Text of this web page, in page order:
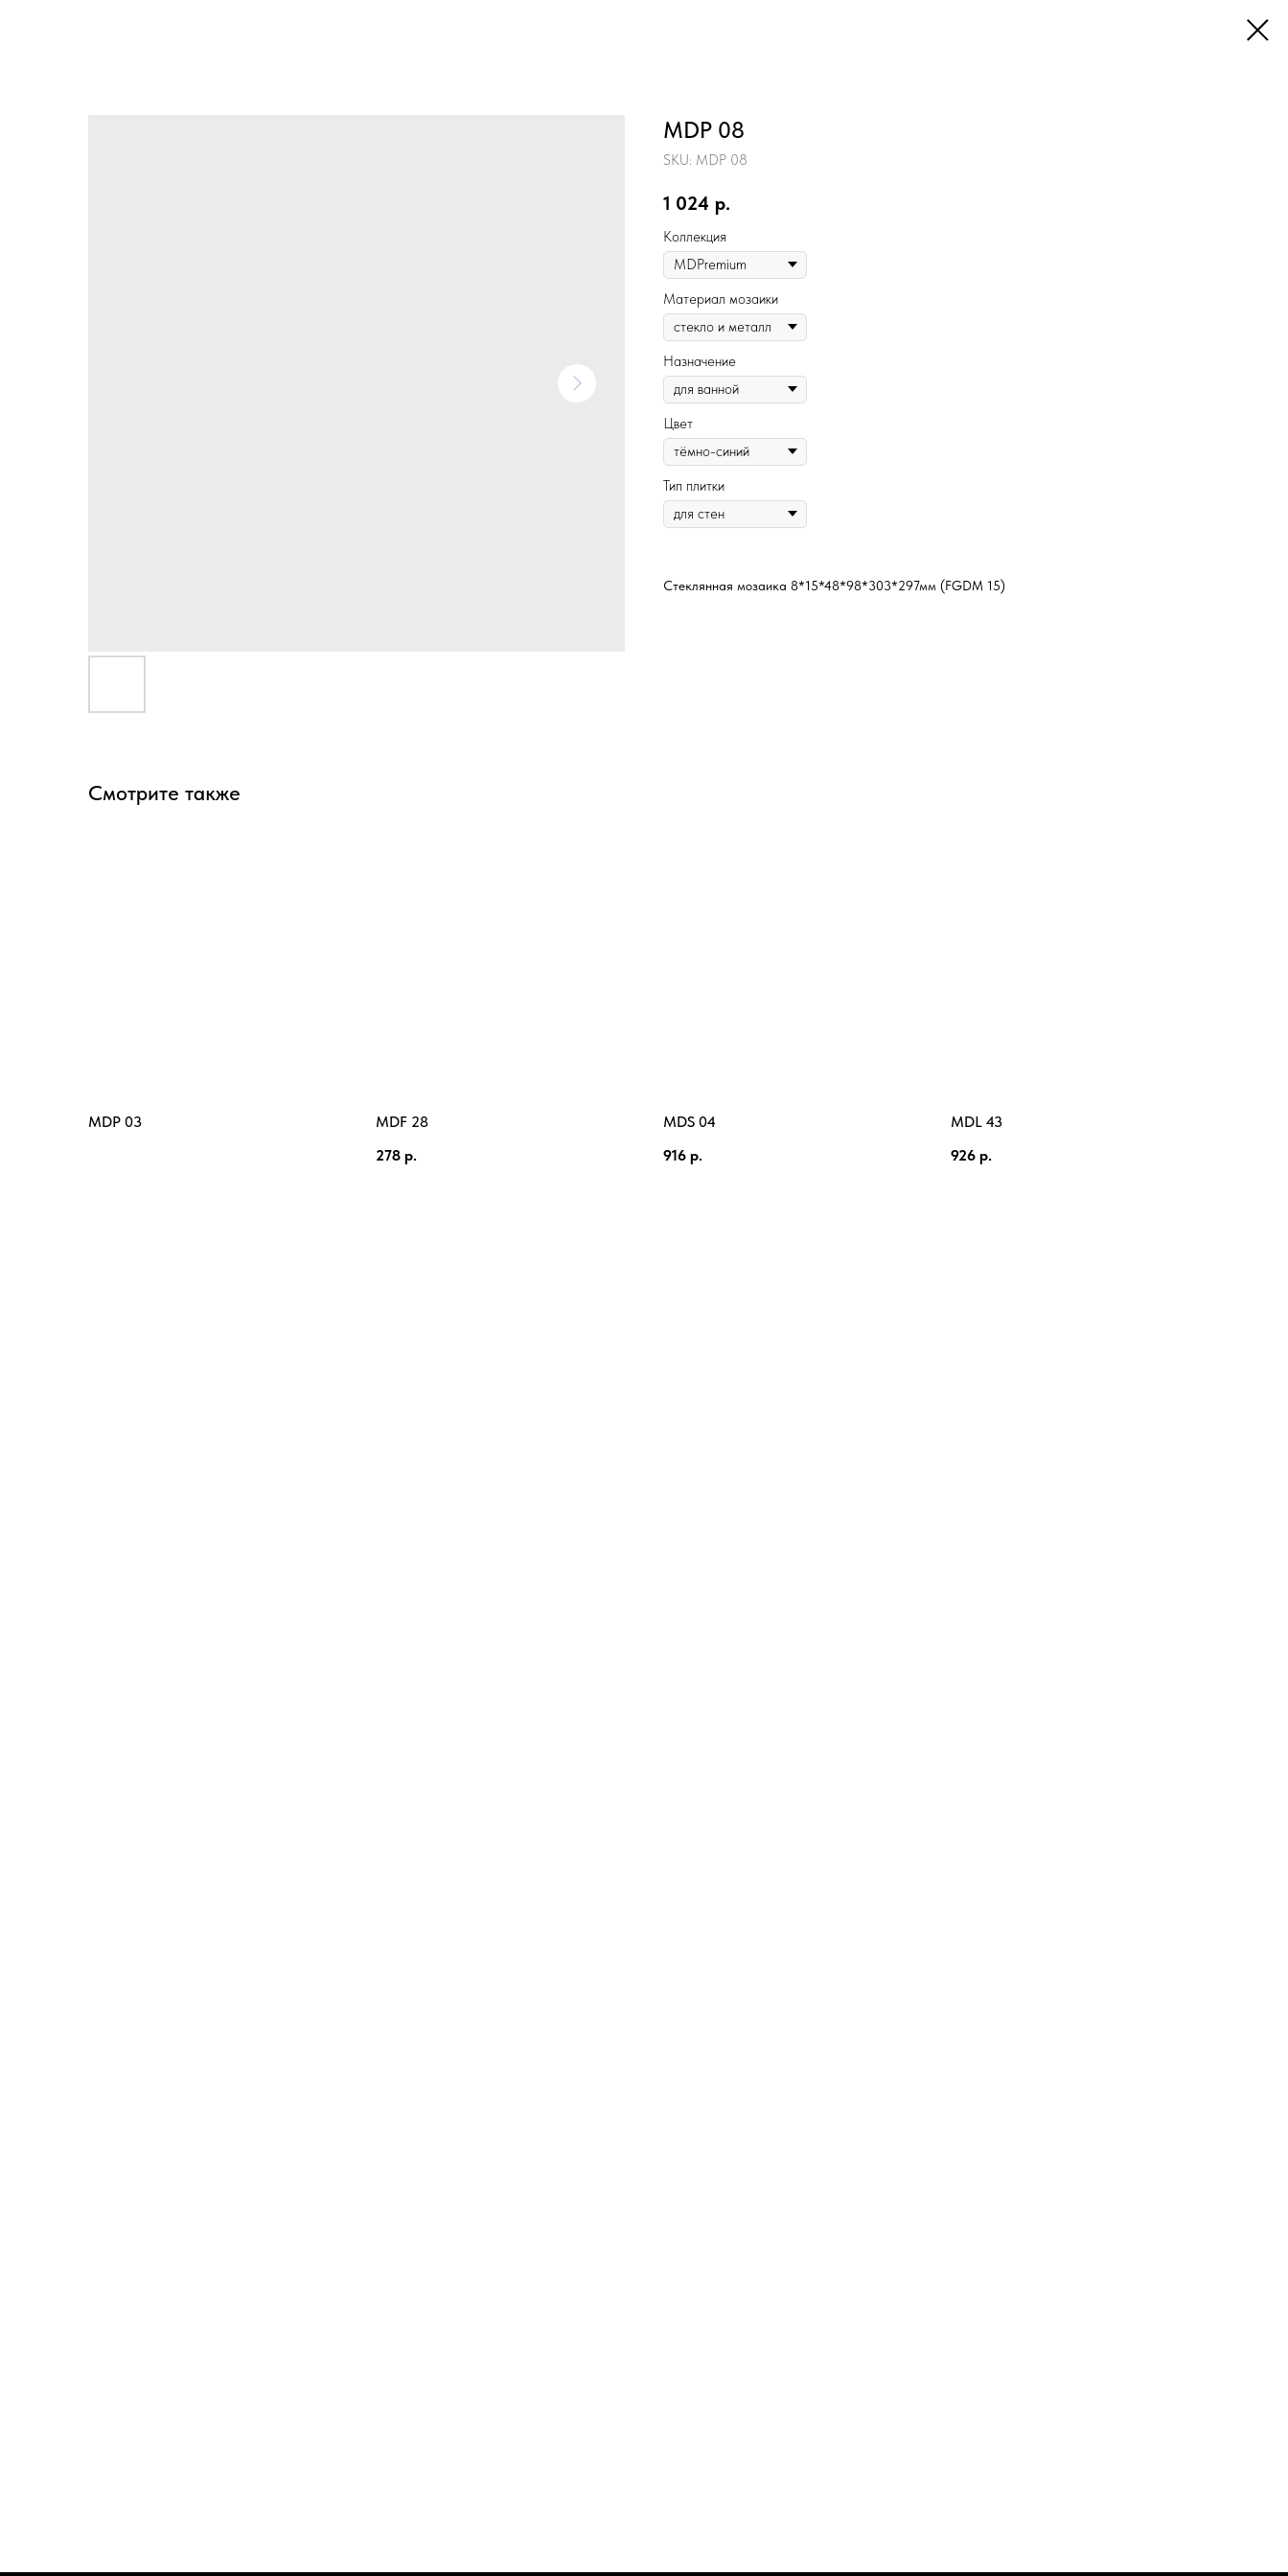
MDP 08
SKU: MDP 08
1 024 р.
Коллекция
Материал мозаики
Назначение
Цвет
Тип плитки
Стеклянная мозаика 8*15*48*98*303*297мм (FGDM 15)
Смотрите также
MDP 03
MDF 28
278 р.
MDS 04
916 р.
MDL 43
926 р.